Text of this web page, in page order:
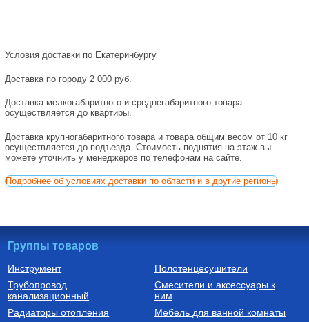
Условия доставки по Екатеринбургу
Доставка по городу 2 000 руб.
Доставка мелкогабаритного и среднегабаритного товара
осуществляется до квартиры.
Доставка крупногабаритного товара и товара общим весом от 10 кг
осуществляется до подъезда. Стоимость поднятия на этаж вы
можете уточнить у менеджеров по телефонам на сайте.
Подробнее об условиях доставки по области и в другие регионы
Группы товаров
Инструмент
Трубопровод
канализационный
Радиаторы отопления
Полотенцесушители
Смесители и аксессуары к
ним
Мебель для ванной комнаты